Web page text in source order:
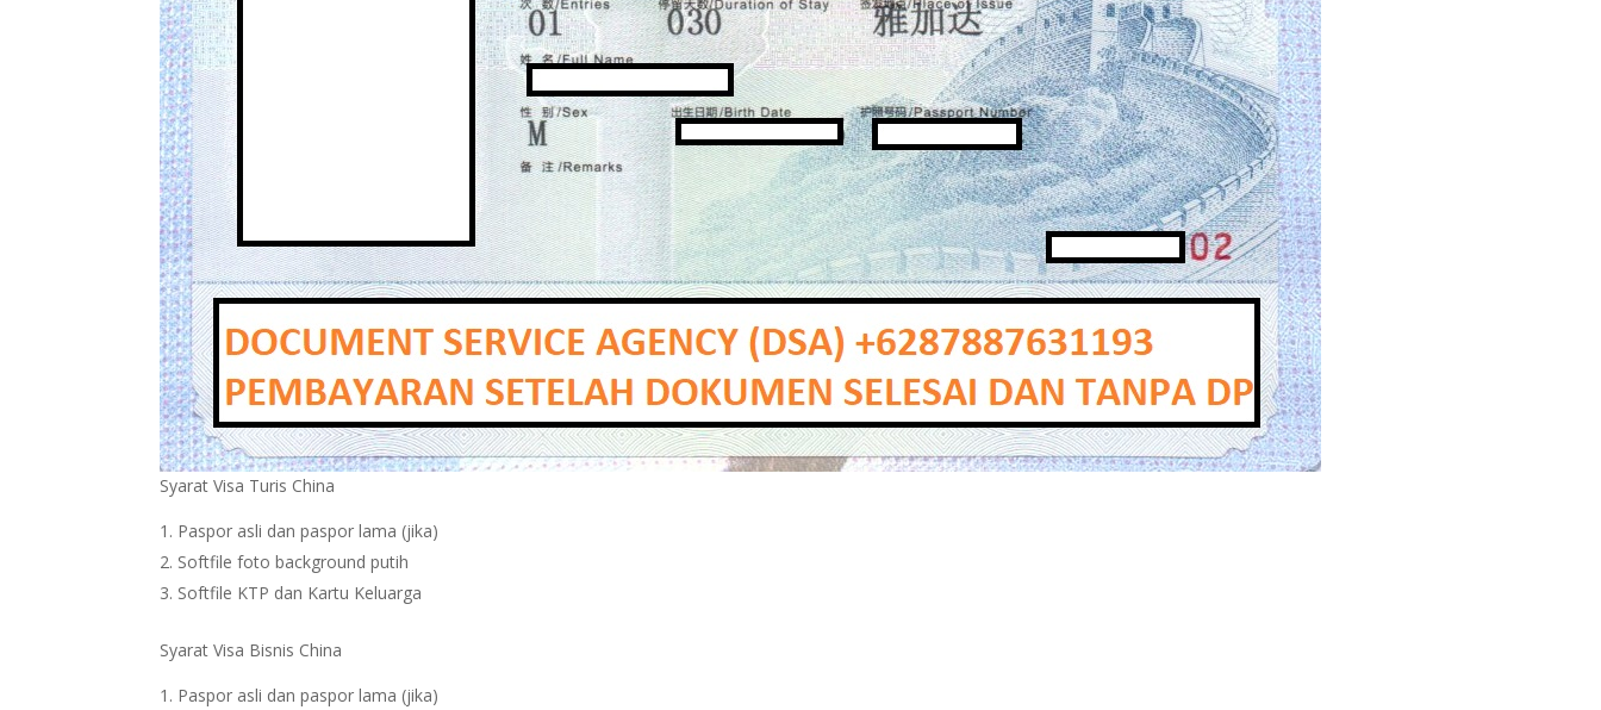
Syarat Visa Turis China
Paspor asli dan paspor lama (jika)
Softfile foto background putih
Softfile KTP dan Kartu Keluarga
Syarat Visa Bisnis China
Paspor asli dan paspor lama (jika)